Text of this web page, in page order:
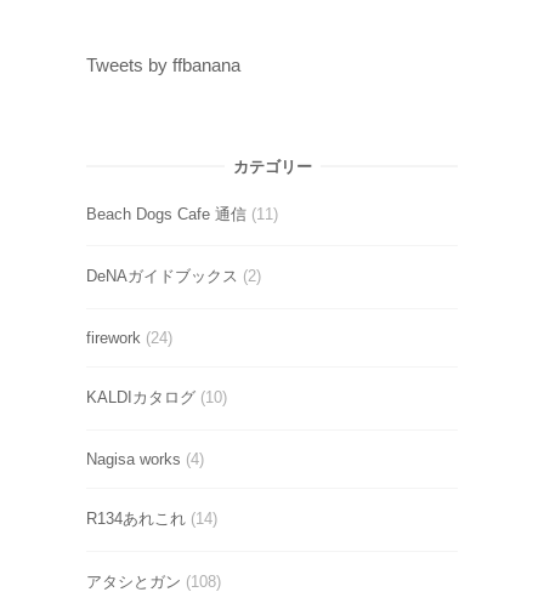
Tweets by ffbanana
カテゴリー
Beach Dogs Cafe 通信 (11)
DeNAガイドブックス (2)
firework (24)
KALDIカタログ (10)
Nagisa works (4)
R134あれこれ (14)
アタシとガン (108)